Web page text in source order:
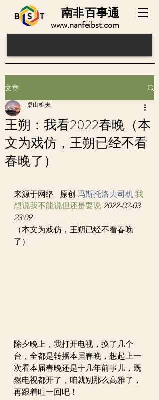
www.nanfeibst.com
百事通
南非
文章
王朔：我看2022春晚（本
文为戏仿，王朔已经不看
春晚了）
桌山樵夫
来源于网络   原创 冯斯托洛夫司机 我
想说我不能说但还是要说 2022-02-03
23:09
（本文为戏仿，王朔已经不看春晚
了）
除夕晚上，我打开电视，换了几个
台，全都是转播本届春晚，想起上一
次看本届春晚还是十几年前事儿，既
然电视都开了，咱就别那么高雅了，
再跟着吐一回吧！